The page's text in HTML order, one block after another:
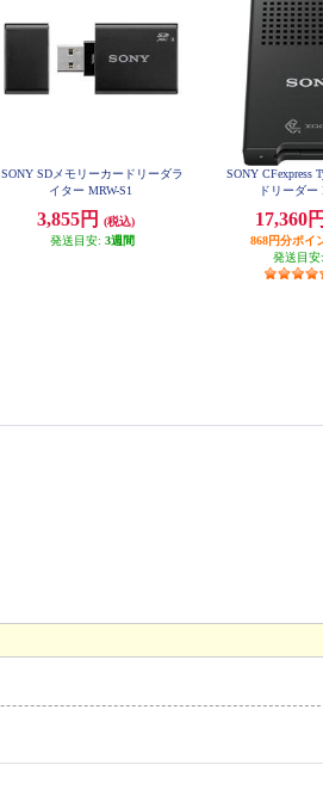
SONY SDメモリーカードリーダラ
イター MRW-S1
3,855円
(税込)
発送目安: 3週間
SONY CFexpress
ドリーダー
17,360
868円分ポイ
発送目